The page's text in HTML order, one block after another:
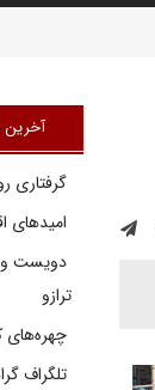
آخرین
گرفتاری
امیدهای
دویست و
ترازو
چهره‌های
تلگراف